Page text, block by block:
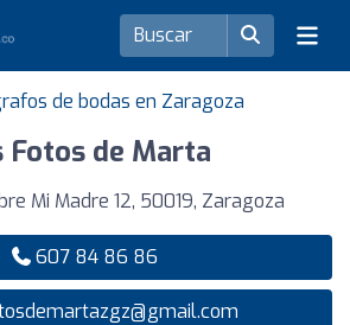
de bodas en Zaragoza
Fotos de Marta
Mi Madre 12, 50019, Zaragoza
607 84 86 86